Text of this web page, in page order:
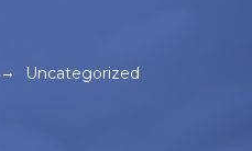
→ Uncategorized